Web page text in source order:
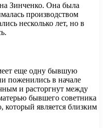
Зинченко. Она была
производством
несколько лет, но в
еще одну бывшую
в начале
и расторгнут между
бывшего советника
который является близким